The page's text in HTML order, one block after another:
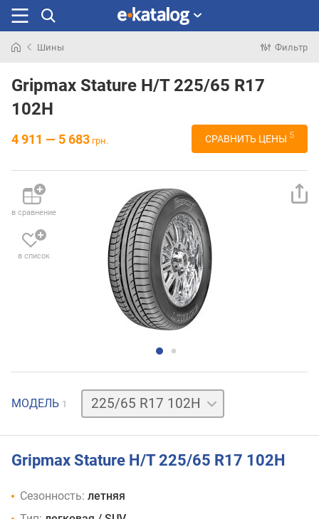
раньше
Шины Фильтр
Gripmax Stature H/T 225/65 R17
102H
4 911 — 5 683 грн. СРАВНИТЬ ЦЕНЫ 5
в сравнение
в список
МОДЕЛЬ 1
Gripmax Stature H/T 225/65 R17 102H
Сезонность: летняя